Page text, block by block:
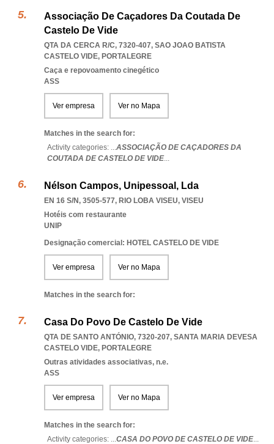
Associação De Caçadores Da Coutada De
Castelo De Vide
QTA DA CERCA R/C, 7320-407, SAO JOAO BATISTA
CASTELO VIDE, PORTALEGRE
Caça e repovoamento cinegético
ASS
Ver empresa Ver no Mapa
Matches in the search for:
Activity categories: ...ASSOCIAÇÃO DE CAÇADORES DA
COUTADA DE CASTELO DE VIDE...
Nélson Campos, Unipessoal, Lda
EN 16 S/N, 3505-577, RIO LOBA VISEU, VISEU
Hotéis com restaurante
UNIP
Designação comercial: HOTEL CASTELO DE VIDE
Ver empresa Ver no Mapa
Matches in the search for:
Casa Do Povo De Castelo De Vide
QTA DE SANTO ANTÓNIO, 7320-207, SANTA MARIA DEVESA
CASTELO VIDE, PORTALEGRE
Outras atividades associativas, n.e.
ASS
Ver empresa Ver no Mapa
Matches in the search for:
Activity categories: ...CASA DO POVO DE CASTELO DE VIDE...